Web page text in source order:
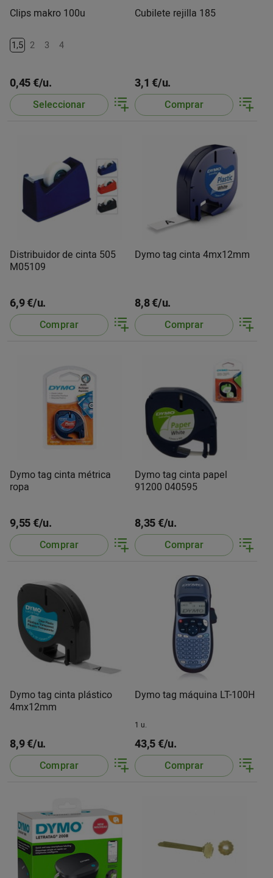
Clips makro 100u
1,5 2 3 4
0,45 €/u.
Seleccionar
Cubilete rejilla 185
3,1 €/u.
Comprar
Distribuidor de cinta 505
M05109
6,9 €/u.
Comprar
Dymo tag cinta 4mx12mm
8,8 €/u.
Comprar
Dymo tag cinta métrica
ropa
9,55 €/u.
Comprar
Dymo tag cinta papel
91200 040595
8,35 €/u.
Comprar
Dymo tag cinta plástico
4mx12mm
8,9 €/u.
Comprar
Dymo tag máquina LT-100H
1 u.
43,5 €/u.
Comprar